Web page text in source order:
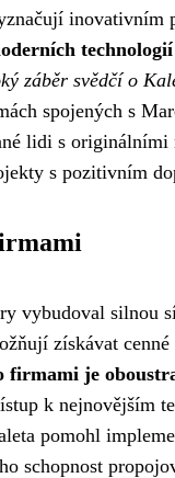
inovativním
záběr svědčí o
spojených s
lidi s
s pozitivním
vybudoval
získávat
firmami je
k nejnovějším
pomohl
schopnost